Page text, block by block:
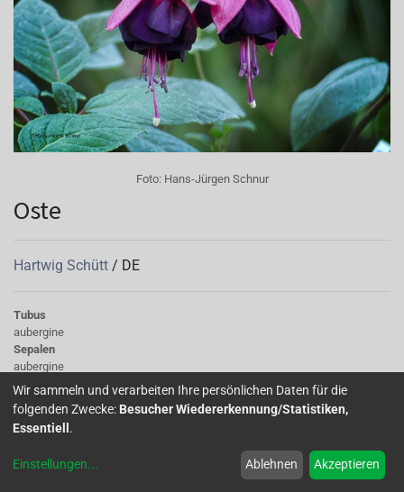
Foto: Hans-Jürgen Schnur
Oste
Hartwig Schütt / DE
Tubus
aubergine
Sepalen
aubergine
Korolle/Petalen
dunkellila
Knospe/Blüte
gefüllt
aufrecht
Wir sammeln und verarbeiten Ihre persönlichen Daten für die
folgenden Zwecke: Besucher Wiedererkennung/Statistiken,
Essentiell .
Einstellungen... Ablehnen Akzeptieren